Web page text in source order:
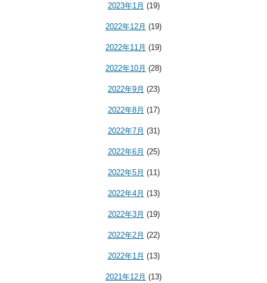
2023年1月 (19)
2022年12月 (19)
2022年11月 (19)
2022年10月 (28)
2022年9月 (23)
2022年8月 (17)
2022年7月 (31)
2022年6月 (25)
2022年5月 (11)
2022年4月 (13)
2022年3月 (19)
2022年2月 (22)
2022年1月 (13)
2021年12月 (13)